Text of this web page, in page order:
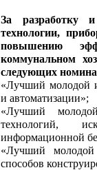
За разработку
технологии,
повышению
коммунальном
следующих
«Лучший молодой
и автоматизации»;
«Лучший
технологий,
информационной
«Лучший
способов